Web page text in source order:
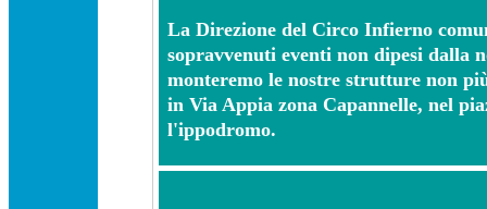
La Direzione del Circo Infierno
sopravvenuti eventi non dipesi dalla
monteremo le nostre strutture non
in Via Appia zona Capannelle, nel
l'ippodromo.